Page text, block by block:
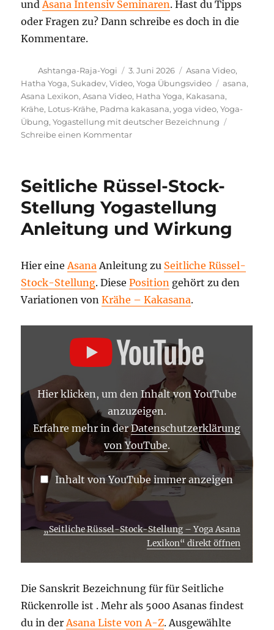
und Asana Intensiv Seminaren. Hast du Tipps
oder Fragen zu? Dann schreibe es doch in die
Kommentare.
Autor
Ashtanga-Raja-Yogi
Veröffentlicht
am
3. Juni 2026 Kategorien
Asana Video,
Hatha Yoga,Sukadev,Video,Yoga Übungsvideo asana,
Asana Lexikon,Asana Video, Hatha Yoga, Kakasana,
Krähe, Lotus-Krähe, Padma kakasana,yoga video,Yoga-
Übung,Yogastellung mit deutscher Bezeichnung
Schreibe einen Kommentarzu
und
Seitliche Rüssel-Stock-
Stellung Yogastellung
Anleitung und Wirkung
Hier eineAsanaAnleitung zu Seitliche Rüssel-
Stock-Stellung. DiesePosition gehört zu den
Variationen vonKrähe – Kakasana.
„SEITLICHE
STELLUNG
YOGA
ASANA
LEXIKON“
VON
YOUTUBE
ANZEIGEN
Hier klicken, um den Inhalt von YouTube
anzuzeigen.
Erfahre mehr in derDatenschutzerklärung
von YouTube.
Inhalt von YouTube immer anzeigen
„Seitliche Rüssel-Stock-Stellung – Yoga Asana
Lexikon“ direkt öffnen
Die Sanskrit Bezeichnung für für Seitliche
Rückenrolle ist . Mehr als 5000 Asanas findest
du in derAsana Liste von A-Z. Ausgewählte